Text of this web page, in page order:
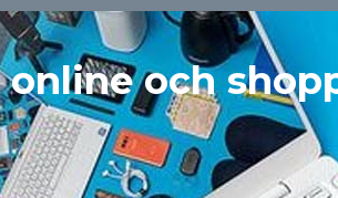
och